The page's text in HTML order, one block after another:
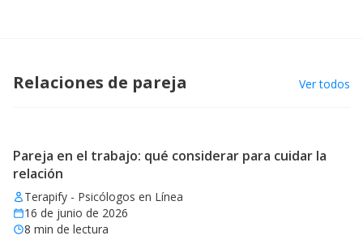
Relaciones de pareja Ver todos
Pareja en el trabajo: qué considerar para cuidar la
relación
Terapify - Psicólogos en Línea
16 de junio de 2026
8 min de lectura